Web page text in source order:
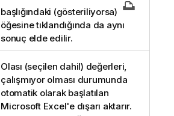
başlığındaki (gösteriliyorsa)
öğesine tıklandığında da aynı
sonuç elde edilir.
Olası (seçilen dahil) değerleri,
çalışmıyor olması durumunda
otomatik olarak başlatılan
Microsoft Excel'e dışarı aktarır.